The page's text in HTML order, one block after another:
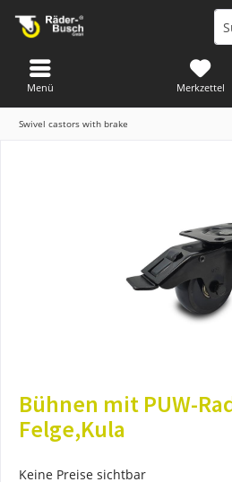
Merkzettel
Menü
Swivel castors with brake
Bühnen mit PUW-
Felge,Kula
Keine Preise sichtbar